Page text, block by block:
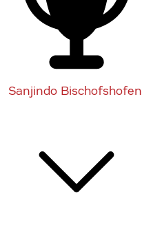
Sanjindo Bischofshofen